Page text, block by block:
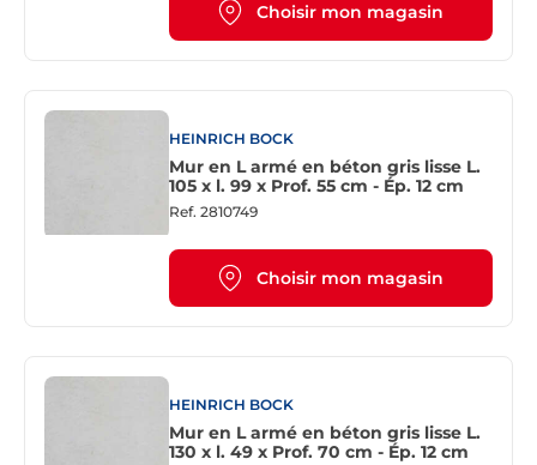
Choisir mon magasin
HEINRICH BOCK
Mur en L armé en béton gris lisse L.
105 x l. 99 x Prof. 55 cm - Ép. 12 cm
Ref. 2810749
Choisir mon magasin
HEINRICH BOCK
Mur en L armé en béton gris lisse L.
130 x l. 49 x Prof. 70 cm - Ép. 12 cm